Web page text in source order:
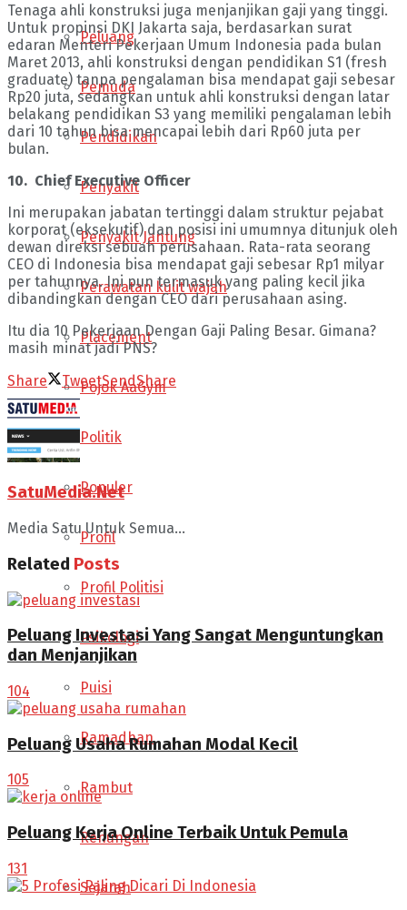
Peluang
Pemuda
Pendidikan
Penyakit
Penyakit Jantung
Perawatan kulit wajah
Placement
Pojok AaGym
Politik
Populer
Profil
Profil Politisi
Psikologi
Puisi
Ramadhan
Rambut
Renungan
Sejarah
Tenaga ahli konstruksi juga menjanjikan gaji yang tinggi.
Untuk propinsi DKI Jakarta saja, berdasarkan surat
edaran Menteri Pekerjaan Umum Indonesia pada bulan
Maret 2013, ahli konstruksi dengan pendidikan S1 (fresh
graduate) tanpa pengalaman bisa mendapat gaji sebesar
Rp20 juta, sedangkan untuk ahli konstruksi dengan latar
belakang pendidikan S3 yang memiliki pengalaman lebih
dari 10 tahun bisa mencapai lebih dari Rp60 juta per
bulan.
10. Chief Executive Officer
Ini merupakan jabatan tertinggi dalam struktur pejabat
korporat (eksekutif) dan posisi ini umumnya ditunjuk oleh
dewan direksi sebuah perusahaan. Rata-rata seorang
CEO di Indonesia bisa mendapat gaji sebesar Rp1 milyar
per tahunnya. Ini pun termasuk yang paling kecil jika
dibandingkan dengan CEO dari perusahaan asing.
Itu dia 10 Pekerjaan Dengan Gaji Paling Besar. Gimana?
masih minat jadi PNS?
Share
TweetSendShare
SatuMedia.Net
Media Satu Untuk Semua...
Related Posts
Peluang Investasi Yang Sangat Menguntungkan
dan Menjanjikan
104
Peluang Usaha Rumahan Modal Kecil
105
Peluang Kerja Online Terbaik Untuk Pemula
131